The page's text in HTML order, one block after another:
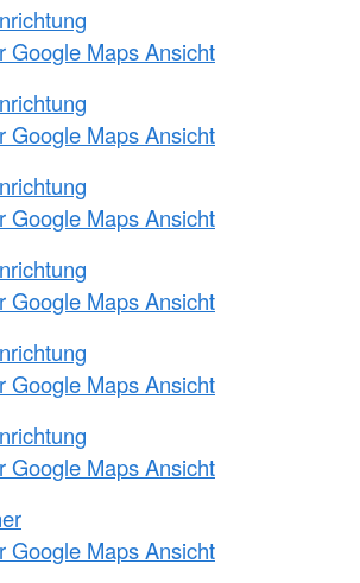
Google Maps Ansicht
Google Maps Ansicht
Google Maps Ansicht
Google Maps Ansicht
Google Maps Ansicht
Google Maps Ansicht
Google Maps Ansicht